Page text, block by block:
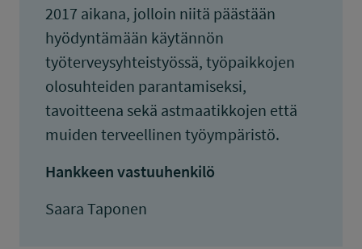
2017 aikana, jolloin niitä päästään
hyödyntämään käytännön
työterveysyhteistyössä, työpaikkojen
olosuhteiden parantamiseksi,
tavoitteena sekä astmaatikkojen että
muiden terveellinen työympäristö.
Hankkeen vastuuhenkilö
Saara Taponen